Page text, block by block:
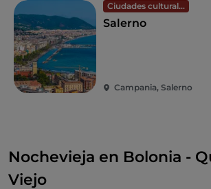
Ciudades culturales
Salerno
Campania, Salerno
Nochevieja en Bolonia -
Viejo